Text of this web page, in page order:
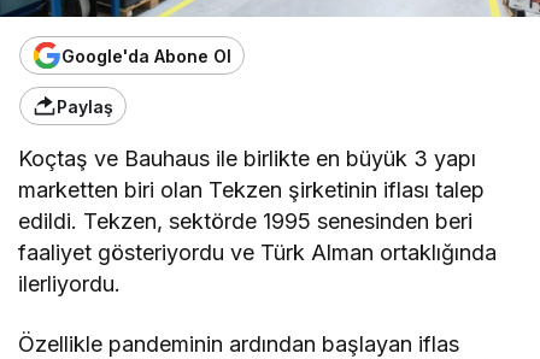
Google'da Abone Ol
Paylaş
Koçtaş ve Bauhaus ile birlikte en büyük 3 yapı
marketten biri olan Tekzen şirketinin iflası talep
edildi. Tekzen, sektörde 1995 senesinden beri
faaliyet gösteriyordu ve Türk Alman ortaklığında
ilerliyordu.
Özellikle pandeminin ardından başlayan iflas